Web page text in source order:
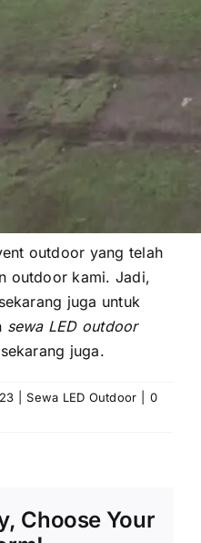
outdoor уаng tеlаh
outdoor kami. Jadi,
јugа untuk
sewa LED outdoor
sekarang juga.
Sewa LED Outdoor
0
Choose Your